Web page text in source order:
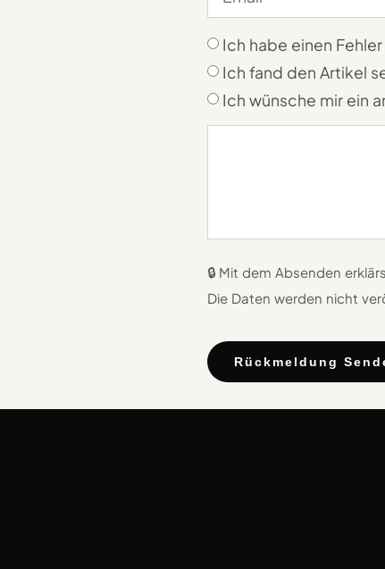
Ich habe einen
Ich fand den Artikel
Ich wünsche mir ein
🔒 Mit dem Absenden
Die Daten werden nicht
Rückmeldung